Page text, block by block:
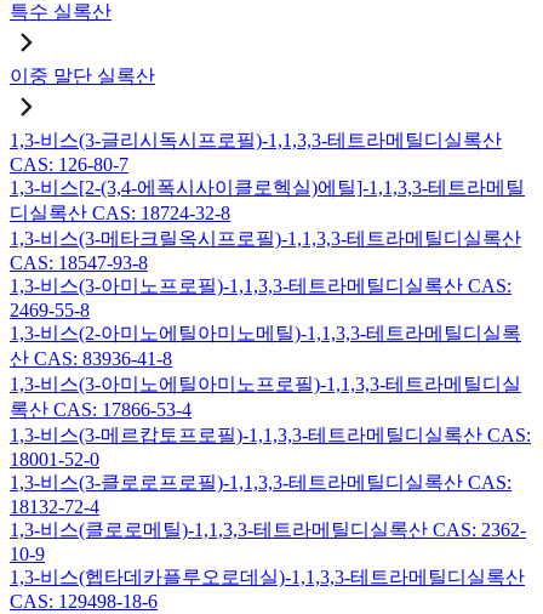
특수 실록산
이중 말단 실록산
1,3-비스(3-글리시독시프로필)-1,1,3,3-테트라메틸디실록산
CAS: 126-80-7
1,3-비스[2-(3,4-에폭시사이클로헥실)에틸]-1,1,3,3-테트라메틸
디실록산 CAS: 18724-32-8
1,3-비스(3-메타크릴옥시프로필)-1,1,3,3-테트라메틸디실록산
CAS: 18547-93-8
1,3-비스(3-아미노프로필)-1,1,3,3-테트라메틸디실록산 CAS:
2469-55-8
1,3-비스(2-아미노에틸아미노메틸)-1,1,3,3-테트라메틸디실록
산 CAS: 83936-41-8
1,3-비스(3-아미노에틸아미노프로필)-1,1,3,3-테트라메틸디실
록산 CAS: 17866-53-4
1,3-비스(3-메르캅토프로필)-1,1,3,3-테트라메틸디실록산 CAS:
18001-52-0
1,3-비스(3-클로로프로필)-1,1,3,3-테트라메틸디실록산 CAS:
18132-72-4
1,3-비스(클로로메틸)-1,1,3,3-테트라메틸디실록산 CAS: 2362-
10-9
1,3-비스(헵타데카플루오로데실)-1,1,3,3-테트라메틸디실록산
CAS: 129498-18-6